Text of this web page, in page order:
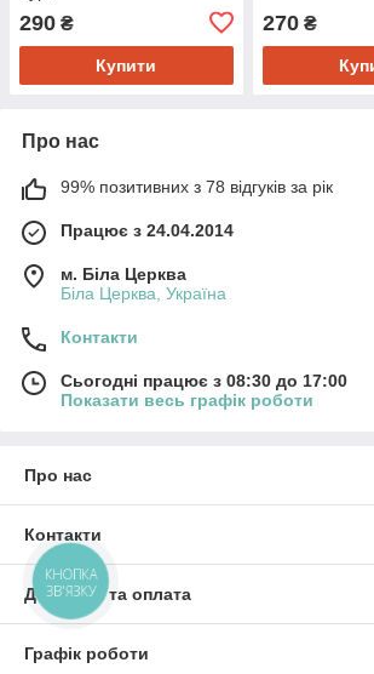
290 ₴
Купити
270₴
Про нас
99% позитивних з 78 відгуків за рік
Працює з 24.04.2014
м. Біла Церква
Біла Церква, Україна
Контакти
Сьогодні працює з 08:30 до 17:00
Показати весь графік роботи
Про нас
Контакти
Доставка та оплата
Графік роботи
КНОПКА
ЗВ'ЯЗКУ